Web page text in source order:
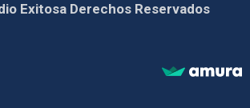
Exitosa Derechos Reservados